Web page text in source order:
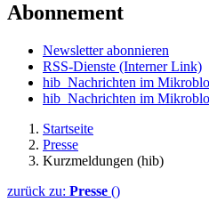
Abonnement
Newsletter abonnieren
RSS-Dienste (Interner Link)
hib_Nachrichten im
hib_Nachrichten im
Startseite
Presse
Kurzmeldungen (hib)
zurück zu: Presse ()